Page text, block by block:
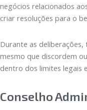
negócios relacionados
criar resoluções para o
Durante as
mesmo que discordem
dentro dos limites legais
Conselho